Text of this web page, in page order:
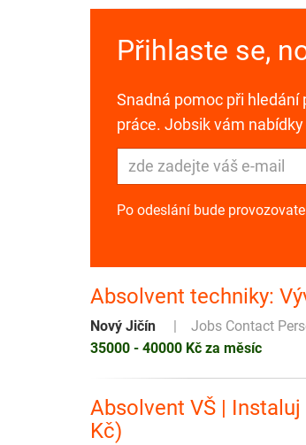
Přihlaste se,
Snadná pomoc při
práce. Jobsik vám
Po odeslání bude
Absolvent techniky:
Nový Jičín
Jobs Contact
35000 - 40000 Kč za měsíc
Absolvent VŠ |
Kč)